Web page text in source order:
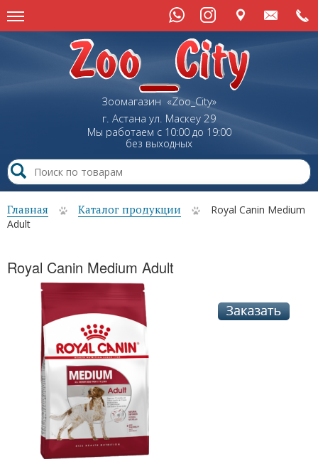
Зоомагазин «Zoo_City»
г. Астана ул. Маскеу29
Мы работаем с 10:00 до 19:00
без выходных
Главная Каталог продукции
Royal Canin Medium
Adult
Royal Canin Medium Adult